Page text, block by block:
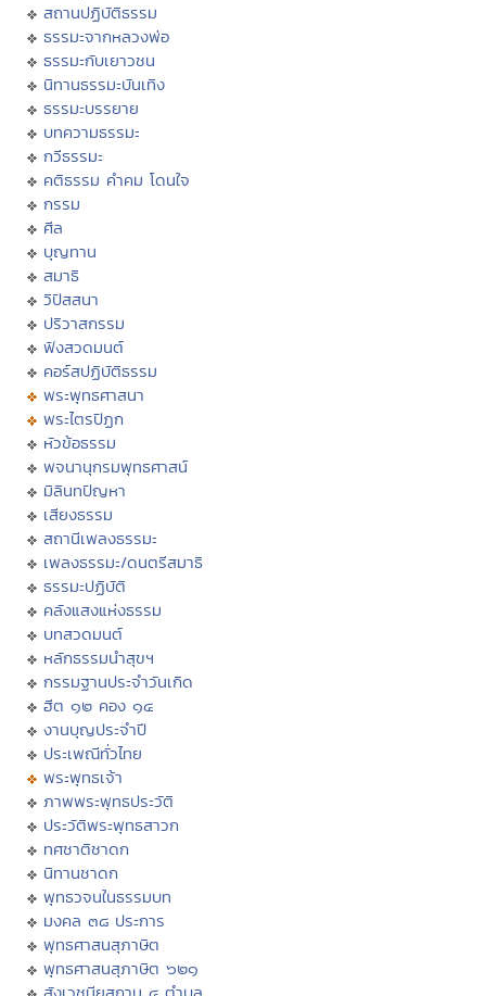
สถานปฏิบัติธรรม
ธรรมะจากหลวงพ่อ
ธรรมะกับเยาวชน
นิทานธรรมะบันเทิง
ธรรมะบรรยาย
บทความธรรมะ
กวีธรรมะ
คติธรรม คำคม โดนใจ
กรรม
ศีล
บุญทาน
สมาธิ
วิปัสสนา
ปริวาสกรรม
ฟังสวดมนต์
คอร์สปฏิบัติธรรม
พระพุทธศาสนา
พระไตรปิฏก
หัวข้อธรรม
พจนานุกรมพุทธศาสน์
มิลินทปัญหา
เสียงธรรม
สถานีเพลงธรรมะ
เพลงธรรมะ/ดนตรีสมาธิ
ธรรมะปฏิบัติ
คลังแสงแห่งธรรม
บทสวดมนต์
หลักธรรมนำสุขฯ
กรรมฐานประจำวันเกิด
ฮีต ๑๒ คอง ๑๔
งานบุญประจำปี
ประเพณีทั่วไทย
พระพุทธเจ้า
ภาพพระพุทธประวัติ
ประวัติพระพุทธสาวก
ทศชาติชาดก
นิทานชาดก
พุทธวจนในธรรมบท
มงคล ๓๘ ประการ
พุทธศาสนสุภาษิต
พุทธศาสนสุภาษิต ๖๒๑